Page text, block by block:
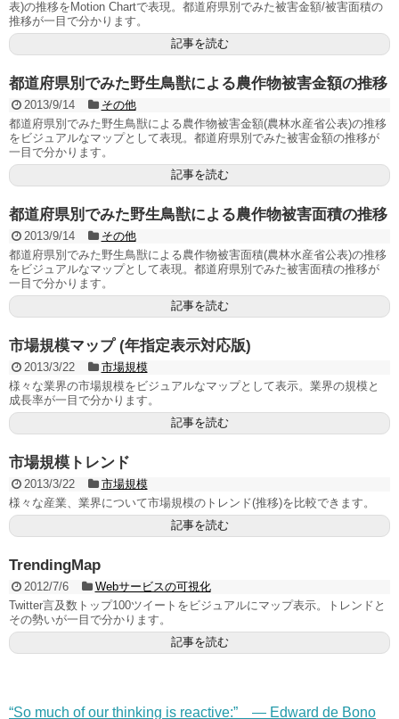
表)の推移をMotion Chartで表現。都道府県別でみた被害金額/被害面積の
推移が一目で分かります。
記事を読む
都道府県別でみた野生鳥獣による農作物被害金額の推移
2013/9/14
その他
都道府県別でみた野生鳥獣による農作物被害金額(農林水産省公表)の推移
をビジュアルなマップとして表現。都道府県別でみた被害金額の推移が
一目で分かります。
記事を読む
都道府県別でみた野生鳥獣による農作物被害面積の推移
2013/9/14
その他
都道府県別でみた野生鳥獣による農作物被害面積(農林水産省公表)の推移
をビジュアルなマップとして表現。都道府県別でみた被害面積の推移が
一目で分かります。
記事を読む
市場規模マップ (年指定表示対応版)
2013/3/22
市場規模
様々な業界の市場規模をビジュアルなマップとして表示。業界の規模と
成長率が一目で分かります。
記事を読む
市場規模トレンド
2013/3/22
市場規模
様々な産業、業界について市場規模のトレンド(推移)を比較できます。
記事を読む
TrendingMap
2012/7/6
Webサービスの可視化
Twitter言及数トップ100ツイートをビジュアルにマップ表示。トレンドと
その勢いが一目で分かります。
記事を読む
“So much of our thinking is reactive:” — Edward de Bono